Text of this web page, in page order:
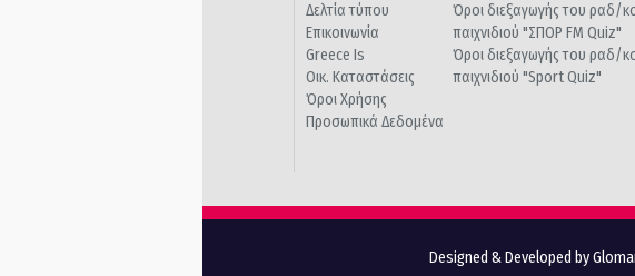
Δελτία τύπου
Επικοινωνία
Greece Is
Οικ. Καταστάσεις
Όροι Χρήσης
Προσωπικά Δεδομένα
Όροι διεξαγωγής του ραδ/
παιχνιδιού "ΣΠΟΡ FM Quiz"
Όροι διεξαγωγής του ραδ/
παιχνιδιού "Sport Quiz"
Designed & Developed by